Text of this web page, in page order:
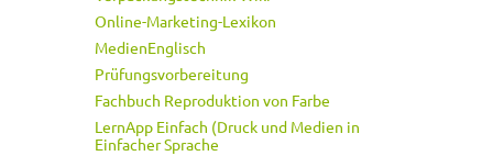
Online-Marketing-Lexikon
MedienEnglisch
Prüfungsvorbereitung
Fachbuch Reproduktion von Farbe
LernApp Einfach (Druck und Medien in
Einfacher Sprache